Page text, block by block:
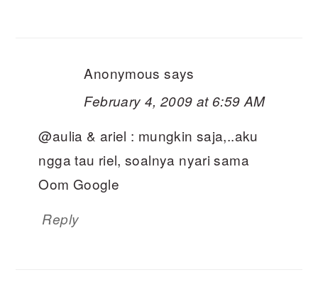
Anonymous says
February 4, 2009 at 6:59 AM
@aulia & ariel : mungkin saja,..aku
ngga tau riel, soalnya nyari sama
Oom Google
Reply